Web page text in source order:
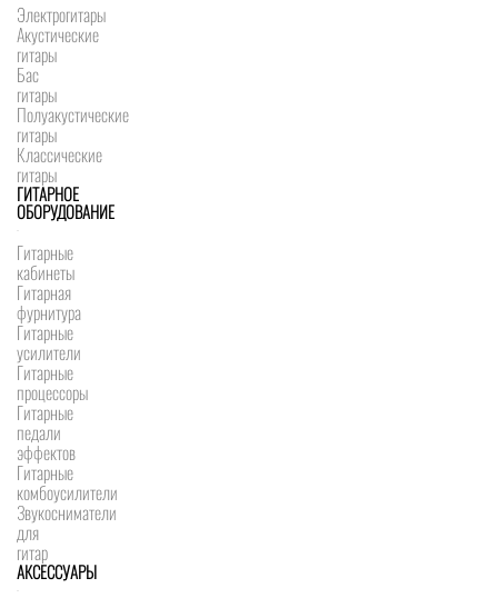
Электрогитары
Акустические
гитары
Бас
гитары
Полуакустические
гитары
Классические
гитары
ГИТАРНОЕ
ОБОРУДОВАНИЕ
Гитарные
кабинеты
Гитарная
фурнитура
Гитарные
усилители
Гитарные
процессоры
Гитарные
педали
эффектов
Гитарные
комбоусилители
Звукосниматели
для
гитар
АКСЕССУАРЫ